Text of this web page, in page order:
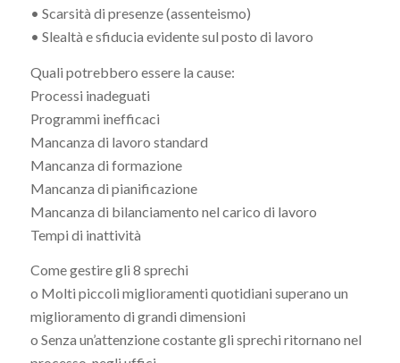
• Scarsità di presenze (assenteismo)
• Slealtà e sfiducia evidente sul posto di lavoro
Quali potrebbero essere la cause:
Processi inadeguati
Programmi inefficaci
Mancanza di lavoro standard
Mancanza di formazione
Mancanza di pianificazione
Mancanza di bilanciamento nel carico di lavoro
Tempi di inattività
Come gestire gli 8 sprechi
o Molti piccoli miglioramenti quotidiani superano un
miglioramento di grandi dimensioni
o Senza un’attenzione costante gli sprechi ritornano nel